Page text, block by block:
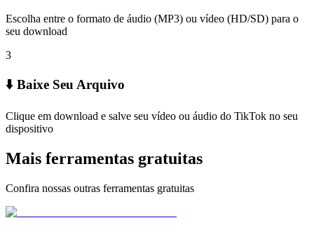
Escolha entre o formato de áudio (MP3) ou vídeo (HD/SD) para o
seu download
3
⬇️ Baixe Seu Arquivo
Clique em download e salve seu vídeo ou áudio do TikTok no seu
dispositivo
Mais ferramentas gratuitas
Confira nossas outras ferramentas gratuitas